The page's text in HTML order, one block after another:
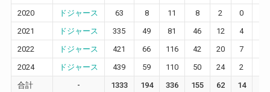
2020
ドジャース 63 8 11 8 2 0
2021
ドジャース 335 49 81 46 12 4
2022
ドジャース 421 66 116 42 20 7
2024
ドジャース 439 59 110 50 24 2
合計
- 1333 194 336 155 62 14